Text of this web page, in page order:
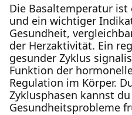
Die Basaltemperatur
und ein wichtiger
Gesundheit,
der Herzaktivität. Ein
gesunder Zyklus
Funktion der
Regulation im Körper.
Zyklusphasen kannst
Gesundheitsprobleme